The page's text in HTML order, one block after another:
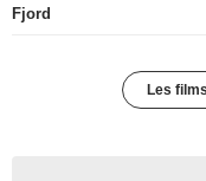
Fjord
Les